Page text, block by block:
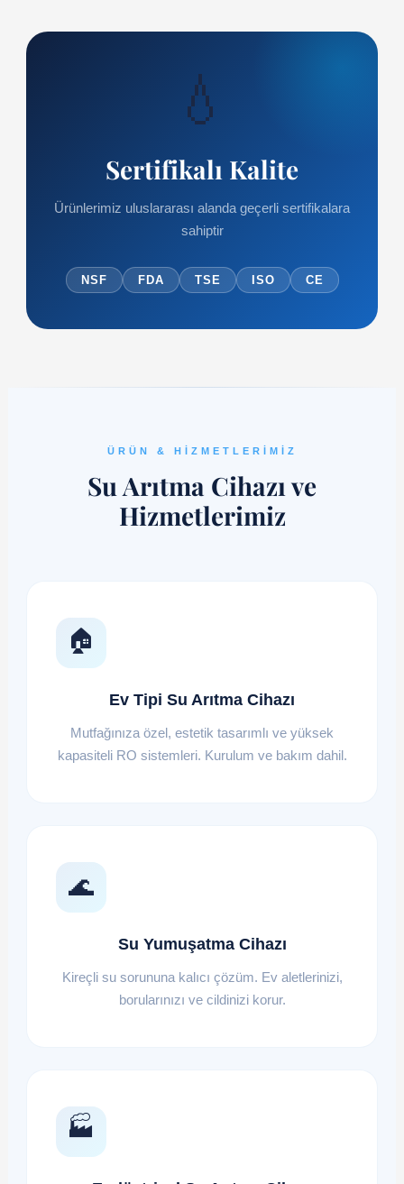
💧
Sertifikalı Kalite
Ürünlerimiz uluslararası alanda geçerli sertifikalara
sahiptir
NSF FDA TSE ISO CE
ÜRÜN & HIZMETLERIMIZ
Su Arıtma Cihazı ve
Hizmetlerimiz
🏠
Ev Tipi Su Arıtma Cihazı
Mutfağınıza özel, estetik tasarımlı ve yüksek
kapasiteli RO sistemleri. Kurulum ve bakım dahil.
🌊
Su Yumuşatma Cihazı
Kireçli su sorununa kalıcı çözüm. Ev aletlerinizi,
borularınızı ve cildinizi korur.
🏭